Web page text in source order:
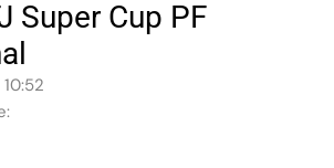
Super Cup PF